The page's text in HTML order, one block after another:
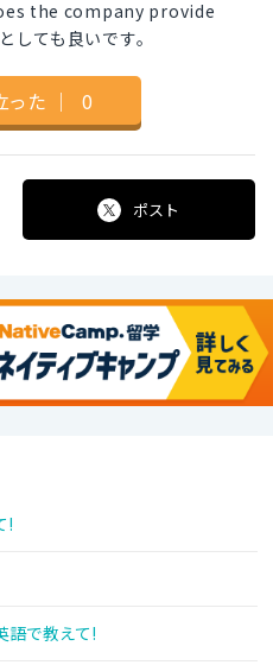
the company provide
ても良いです。
った ｜ 0
ポスト
!
語で教えて!